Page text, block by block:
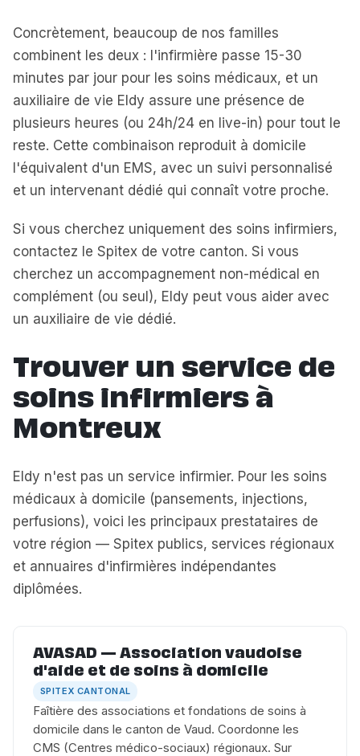
Concrètement, beaucoup de nos familles
combinent les deux : l'infirmière passe 15-30
minutes par jour pour les soins médicaux, et un
auxiliaire de vie Eldy assure une présence de
plusieurs heures (ou 24h/24 en live-in) pour tout le
reste. Cette combinaison reproduit à domicile
l'équivalent d'un EMS, avec un suivi personnalisé
et un intervenant dédié qui connaît votre proche.
Si vous cherchez uniquement des soins infirmiers,
contactez le Spitex de votre canton. Si vous
cherchez un accompagnement non-médical en
complément (ou seul), Eldy peut vous aider avec
un auxiliaire de vie dédié.
Trouver un service de
soins infirmiers à
Montreux
Eldy n'est pas un service infirmier. Pour les soins
médicaux à domicile (pansements, injections,
perfusions), voici les principaux prestataires de
votre région — Spitex publics, services régionaux
et annuaires d'infirmières indépendantes
diplômées.
AVASAD — Association vaudoise
d'aide et de soins à domicile
SPITEX CANTONAL
Faîtière des associations et fondations de soins à
domicile dans le canton de Vaud. Coordonne les
CMS (Centres médico-sociaux) régionaux. Sur